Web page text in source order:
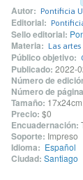
Autor: Pontificia
Editorial:
Sello editorial:
Materia: Las
Público objetivo:
Publicado: 2022-
Número de
Número de
Tamaño: 17x24cm.
Precio: $0
Encuadernación:
Soporte: Impreso
Idioma: Español
Ciudad: Santiago